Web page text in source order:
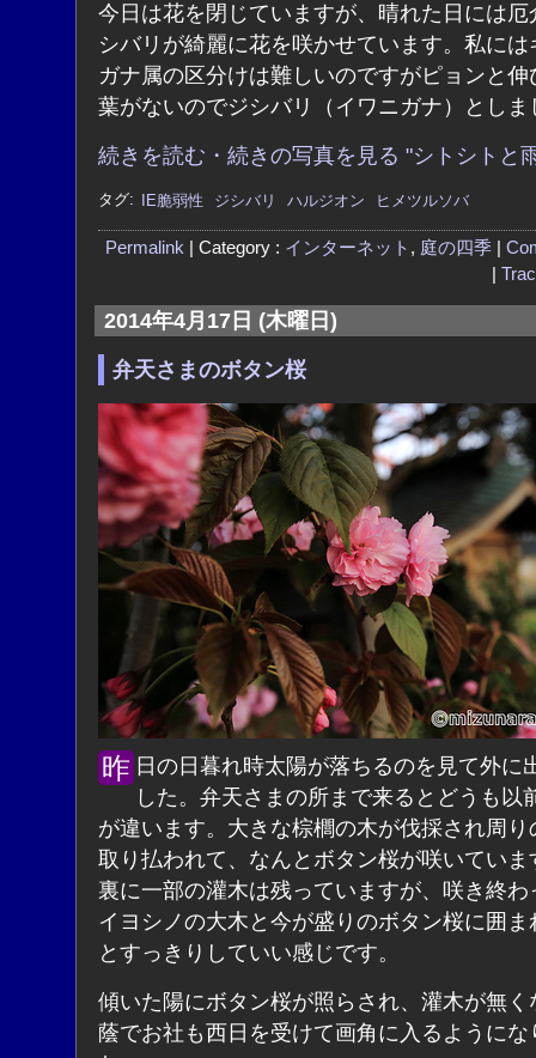
今日は花を閉じていますが、晴れた日には厄
シバリが綺麗に花を咲かせています。私には
ガナ属の区分けは難しいのですがピョンと伸
葉がないのでジシバリ（イワニガナ）としま
続きを読む・続きの写真を見る "シトシトと
タグ: IE脆弱性 ジシバリ ハルジオン ヒメツルソバ
Permalink | Category : インターネット , 庭の四季|
2014年4月17日 (木曜日)
弁天さまのボタン桜
昨日の日暮れ時太陽が落ちるのを見て外に出てみま
した。弁天さまの所まで来るとどうも以
が違います。大きな棕櫚の木が伐採され周り
取り払われて、なんとボタン桜が咲いていま
裏に一部の灌木は残っていますが、咲き終わ
イヨシノの大木と今が盛りのボタン桜に囲ま
とすっきりしていい感じです。
傾いた陽にボタン桜が照らされ、灌木が無く
蔭でお社も西日を受けて画角に入るようにな